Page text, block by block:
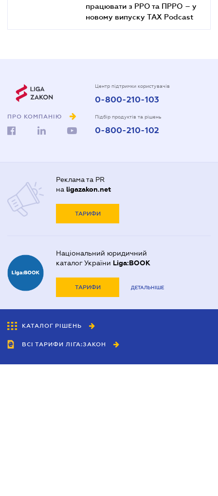
працювати з РРО та ПРРО – у
новому випуску TAX Podcast
ПРО КОМПАНІЮ
Центр підтримки користувачів
0-800-210-103
Підбір продуктів та рішень
0-800-210-102
Реклама та PR
на ligazakon.net
ТАРИФИ
Національний юридичний
каталог України Liga:BOOK
ТАРИФИ ДЕТАЛЬНІШЕ
КАТАЛОГ РІШЕНЬ
ВСІ ТАРИФИ ЛІГА:ЗАКОН